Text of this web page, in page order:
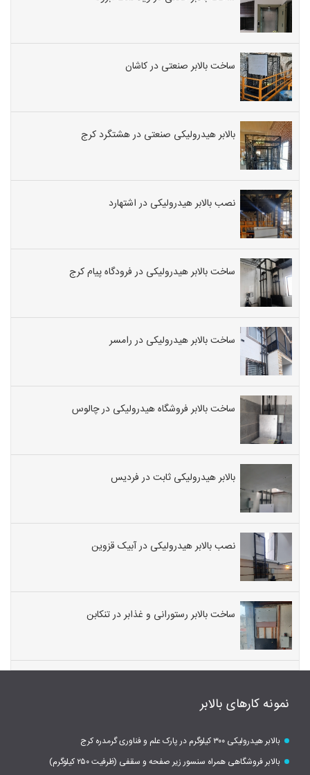
ساخت بالابر صنعتی در کاشان
بالابر هیدرولیکی صنعتی در هشتگرد کرج
نصب بالابر هیدرولیکی در اشتهارد
ساخت بالابر هیدرولیکی در فرودگاه پیام کرج
ساخت بالابر هیدرولیکی در رامسر
ساخت بالابر فروشگاه هیدرولیکی در چالوس
بالابر هیدرولیکی ثابت در فردیس
نصب بالابر هیدرولیکی در آبیک قزوین
ساخت بالابر رستورانی و غذابر در تنکابن
نمونه کارهای بالابر
بالابر هیدرولیکی ۳۰۰ کیلوگرم در پارک علم و فناوری گرمدره کرج
بالابر فروشگاهی همراه سنسور زیر صفحه و سقفی (ظرفیت ۲۵۰ کیلوگرم)